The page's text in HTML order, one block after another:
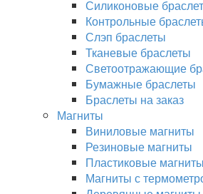
Силиконовые
Контрольные
Слэп браслеты
Тканевые браслеты
Светоотражающие
Бумажные браслеты
Браслеты на заказ
Магниты
Виниловые магниты
Резиновые магниты
Пластиковые магниты
Магниты с